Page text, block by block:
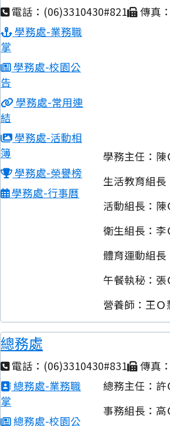
電話：(06)3310430#821
傳真
學務處-業務職
掌
學務處-校園公
告
學務處-常用連
結
學務處-活動相
簿
學務處-榮譽榜
學務處-行事曆
學務主任：陳
生活教育組長
活動組長：陳
衛生組長：李
體育運動組長
午餐執秘：張
營養師：王Ｏ
總務處
電話：(06)3310430#831
傳真
總務處-業務職
掌
總務處-校園公
總務主任：許
事務組長：高